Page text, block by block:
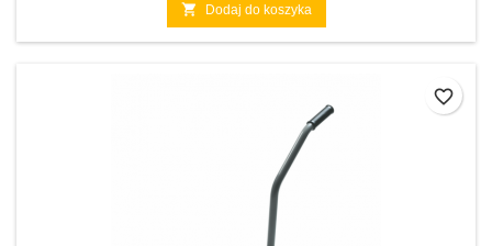
 Dodaj do koszyka
favorite_border